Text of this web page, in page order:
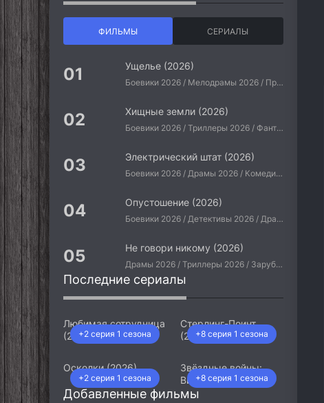
ФИЛЬМЫ СЕРИАЛЫ
Ущелье (2026)
Боевики 2026 / Мелодрамы 2026 / Приключения 2026 / Ужасы 2026 / Фантастические 2026 / Зарубежные фильмы 2026 / Американские фильмы / Фильмы 2026
Хищные земли (2026)
Боевики 2026 / Триллеры 2026 / Фантастические 2026 / Зарубежные фильмы 2026 / Американские фильмы / Фильмы 2026
Электрический штат (2026)
Боевики 2026 / Драмы 2026 / Комедии 2026 / Приключения 2026 / Фантастические 2026 / Зарубежные фильмы 2026 / Американские фильмы / Фильмы 2026
Опустошение (2026)
Боевики 2026 / Детективы 2026 / Драмы 2026 / Криминальные фильмы 2026 / Триллеры 2026 / Зарубежные фильмы 2026 / Американские фильмы / Фильмы 2026
Не говори никому (2026)
Драмы 2026 / Триллеры 2026 / Зарубежные фильмы 2026 / Американские фильмы / Фильмы 2026
Последние сериалы
+2 серия 1 сезона
Любимая сотрудница
(2026)
+8 серия 1 сезона
Стерлинг-Поинт
(2026)
+2 серия 1 сезона
Осколки (2026)
+8 серия 1 сезона
Звёздные войны:
Видения. Девятый
джедай (2026)
Добавленные фильмы